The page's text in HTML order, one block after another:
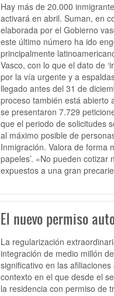
Hay más de 20.000
activará en abril. Suman, en
elaborada por el Gobierno
este último número ha ido
principalmente
Vasco, con lo que el dato de
por la vía urgente y a
llegado antes del 31 de
proceso también está abierto
se presentaron 7.729
que el periodo de solicitudes
al máximo posible de
Inmigración. Valora de forma
papeles’. «No pueden
expuestos a una gran
El nuevo permiso
La regularización
integración de medio millón
significativo en las
contexto en el que desde el
la residencia con permiso de